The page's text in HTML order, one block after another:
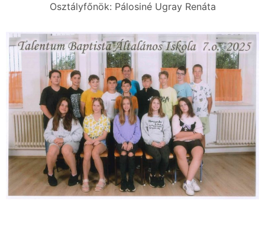
Osztályfőnök: Pálosiné Ugray Renáta